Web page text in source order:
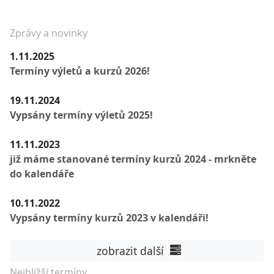
Zprávy a novinky
1.11.2025
Termíny výletů a kurzů 2026!
19.11.2024
Vypsány termíny výletů 2025!
11.11.2023
již máme stanované termíny kurzů 2024 - mrkněte
do kalendáře
10.11.2022
Vypsány termíny kurzů 2023 v kalendáři!
zobrazit další